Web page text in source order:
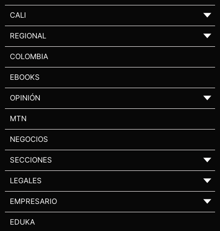
CALI ▼
REGIONAL ▼
COLOMBIA
EBOOKS
OPINIÓN ▼
MTN
NEGOCIOS
SECCIONES ▼
LEGALES ▼
EMPRESARIO ▼
EDUKA